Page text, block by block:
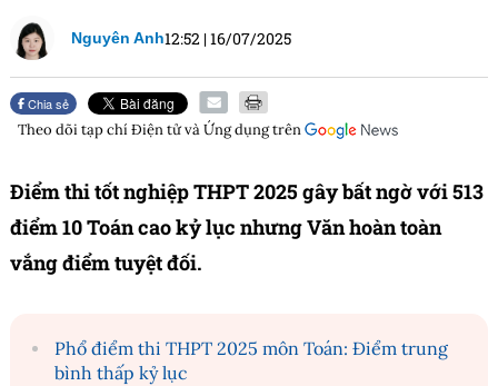
Nguyên Anh12:52 |16/07/2025
Chia sẻ
Theo dõi tạp chíĐiện tử và Ứng dụngtrên
Điểm thi tốt nghiệp THPT 2025 gây bất ngờ với 513
điểm 10 Toán cao kỷ lục nhưng Văn hoàn toàn
vắng điểm tuyệt đối.
Phổ điểm thi THPT 2025 môn Toán: Điểm trung
bình thấp kỷ lục